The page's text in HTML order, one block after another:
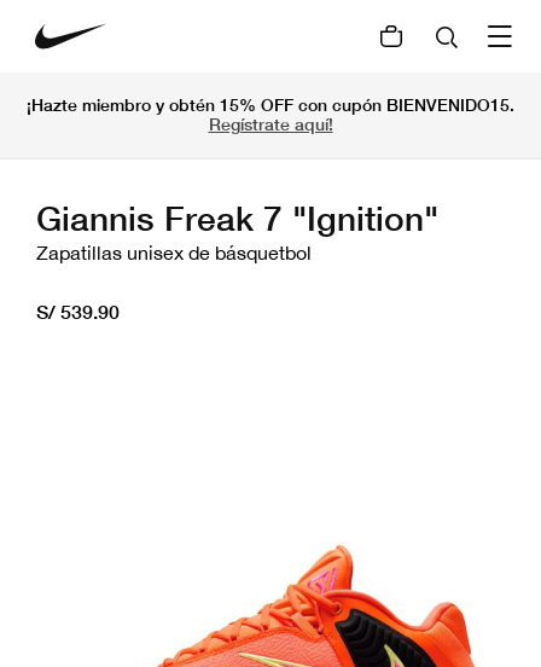
¡Hazte miembro y obtén 15% OFF con cupón BIENVENIDO15.
Regístrate aquí!
Giannis Freak 7 "Ignition"
Zapatillas unisex de básquetbol
S/ 539.90